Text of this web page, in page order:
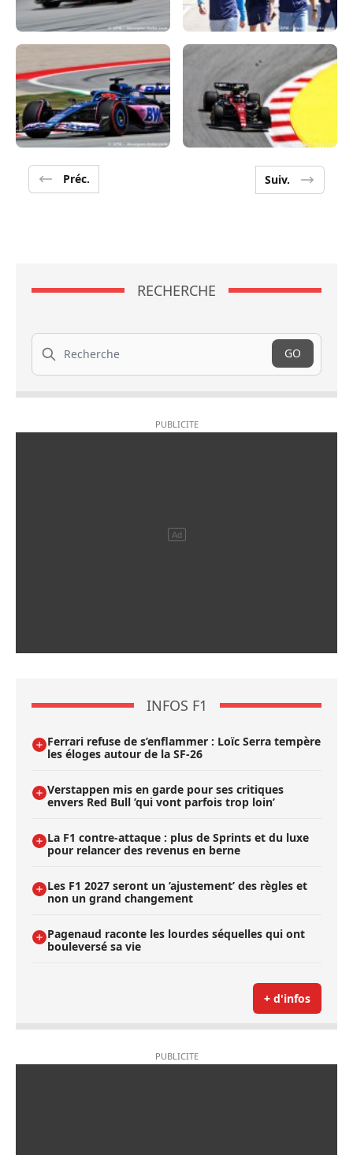
Préc. Suiv.
RECHERCHE
Recherche
GO
INFOS F1
Ferrari refuse de s’enflammer : Loïc Serra tempère
les éloges autour de la SF-26
Verstappen mis en garde pour ses critiques
envers Red Bull ’qui vont parfois trop loin’
La F1 contre-attaque : plus de Sprints et du luxe
pour relancer des revenus en berne
Les F1 2027 seront un ’ajustement’ des règles et
non un grand changement
Pagenaud raconte les lourdes séquelles qui ont
bouleversé sa vie
+ d'infos